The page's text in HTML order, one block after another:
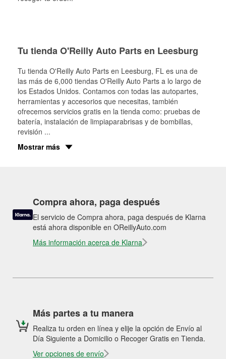
Tu tienda O'Reilly Auto Parts en Leesburg
Tu tienda O'Reilly Auto Parts en Leesburg, FL es una de
las más de 6,000 tiendas O'Reilly Auto Parts a lo largo de
los Estados Unidos. Contamos con todas las autopartes,
herramientas y accesorios que necesitas, también
ofrecemos servicios gratis en la tienda como: pruebas de
batería, instalación de limpiaparabrisas y de bombillas,
revisión ...
Mostrar más
Compra ahora, paga después
El servicio de Compra ahora, paga después de Klarna
está ahora disponible en OReillyAuto.com
Más información acerca de Klarna
Más partes a tu manera
Realiza tu orden en línea y elije la opción de Envío al
Día Siguiente a Domicilio o Recoger Gratis en Tienda.
Ver opciones de envío